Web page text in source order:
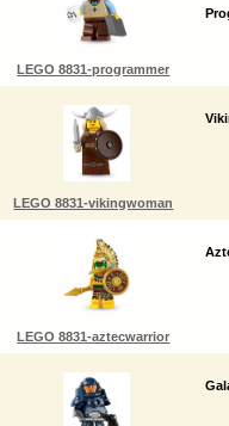
LEGO 8831-programmer
LEGO 8831-vikingwoman
LEGO 8831-aztecwarrior